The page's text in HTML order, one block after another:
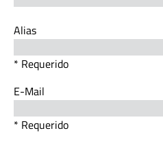
Alias
* Requerido
E-Mail
* Requerido